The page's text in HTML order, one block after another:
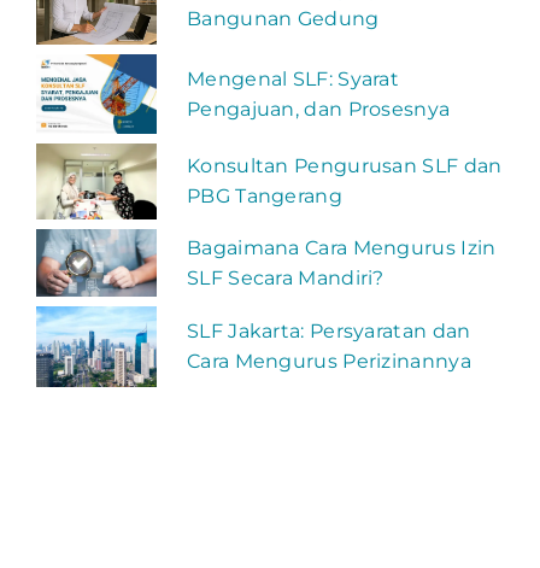
Bangunan Gedung
Mengenal SLF: Syarat
Pengajuan, dan Prosesnya
Konsultan Pengurusan SLF dan
PBG Tangerang
Bagaimana Cara Mengurus Izin
SLF Secara Mandiri?
SLF Jakarta: Persyaratan dan
Cara Mengurus Perizinannya